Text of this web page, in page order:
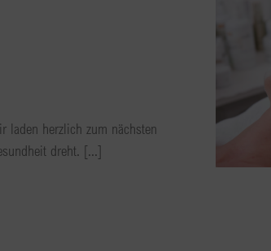
laden herzlich zum nächsten
dreht. [...]